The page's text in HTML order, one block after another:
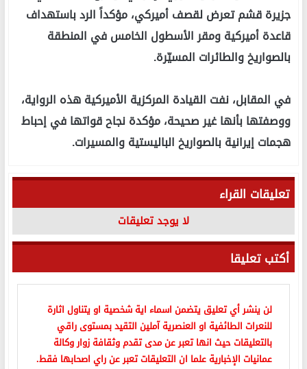
جزيرة قشم تعرض لقصف أميركي، مؤكداً الرد باستهداف
قاعدة أميركية ومقر الأسطول الخامس في المنطقة
بالصواريخ والطائرات المسيّرة.
في المقابل، نفت القيادة المركزية الأميركية هذه الرواية،
ووصفتها بأنها غير صحيحة، مؤكدة نجاح قواتها في إحباط
هجمات إيرانية بالصواريخ الباليستية والمسيرات.
تعليقات القراء
لا يوجد تعليقات
أكتب تعليقا
لن ينشر أي تعليق يتضمن اسماء اية شخصية او يتناول اثارة
للنعرات الطائفية او العنصرية آملين التقيد بمستوى راقي
بالتعليقات حيث انها تعبر عن مدى تقدم وثقافة زوار وكالة
عمانيات الإخبارية علما ان التعليقات تعبر عن راي اصحابها فقط.